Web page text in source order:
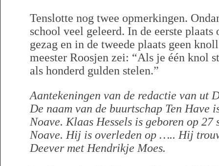
Tenslotte nog twee opmerkingen.
school veel geleerd. In de eerste plaats
gezag en in de tweede plaats geen
meester Roosjen zei: “Als je één knol
als honderd gulden stelen.”
Aantekeningen van de redactie van ut
De naam van de buurtschap Ten Have
Noave. Klaas Hessels is geboren op 27
Noave. Hij is overleden op ….. Hij
Deever met Hendrikje Moes.